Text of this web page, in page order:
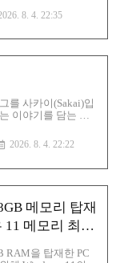
며 스마트폰에서는
을 하고 있습니다.
일 중요한 것은 5개
눈 (Fourteen Eyes)
파나마에 있습니다.
안 컨설팅 회사와
로 인프라 교체, 버
에게 5년 이상 고
8. 4. 22:35
를 사카이(Sakai)입
이야기를 담는 블
하고 해당 블로그
단 나름대로 부족
신다면, 금액은 상관
가 있게 음료수 한
도와주시면 대단히
about
my time analyzing
I share my
others better
2026. 8. 4. 22:22
메모리 탑재
11 메모리 최적
RAM을 탑재한 PC